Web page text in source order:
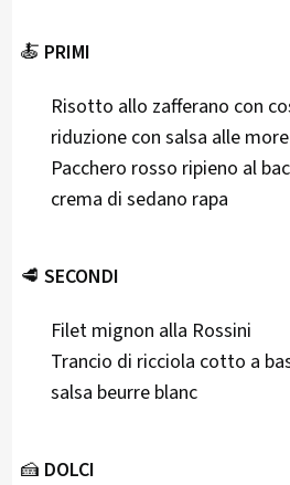
🍝 PRIMI
Risotto allo zafferano con
riduzione con salsa alle more
Pacchero rosso ripieno al
crema di sedano rapa
🥩 SECONDI
Filet mignon alla Rossini
Trancio di ricciola cotto a
salsa beurre blanc
🍰 DOLCI